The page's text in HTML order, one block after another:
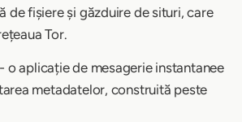
de fișiere și găzduire de situri, care
Tor.
- o aplicație de mesagerie instantanee
metadatelor, construită peste